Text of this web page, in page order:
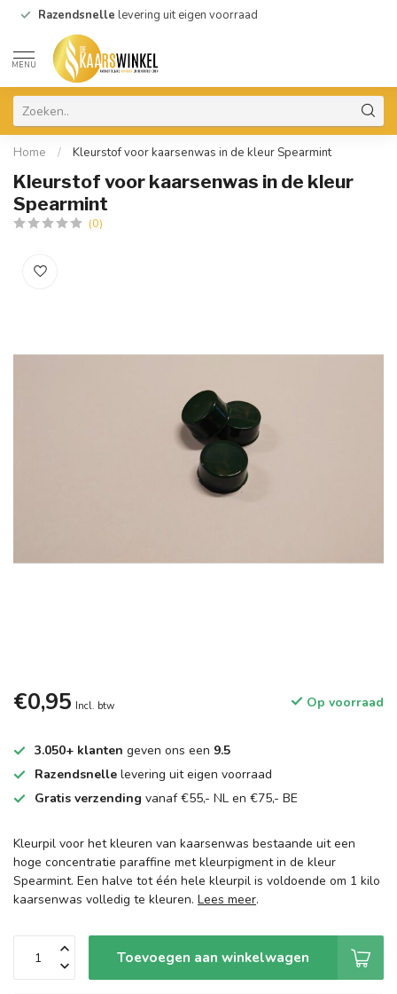
Razendsnelle levering uit eigen voorraad
MENU
Home / Kleurstof voor kaarsenwas in de kleur Spearmint
Kleurstof voor kaarsenwas in de kleur
Spearmint
(0)
€0,95 Incl. btw Op voorraad
3.050+ klanten geven ons een 9.5
Razendsnelle levering uit eigen voorraad
Gratis verzending vanaf €55,- NL en €75,- BE
Kleurpil voor het kleuren van kaarsenwas bestaande uit een
hoge concentratie paraffine met kleurpigment in de kleur
Spearmint. Een halve tot één hele kleurpil is voldoende om 1 kilo
kaarsenwas volledig te kleuren. Lees meer.
Toevoegen aan winkelwagen